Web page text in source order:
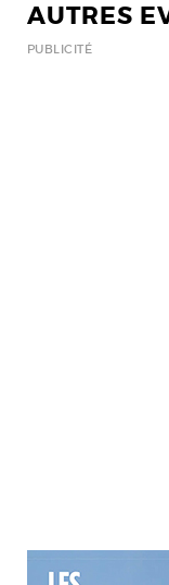
AUTRES
PUBLICITÉ